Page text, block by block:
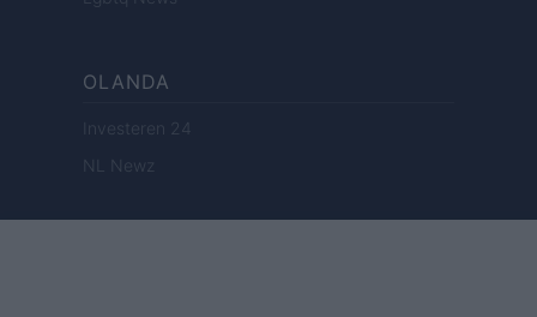
OLANDA
Investeren 24
NL Newz